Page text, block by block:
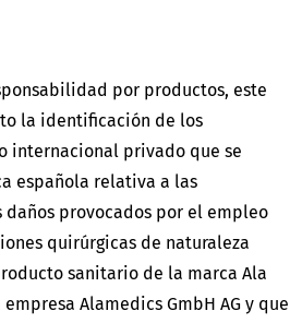
por productos, este
la identificación de los
internacional privado que se
española relativa a las
provocados por el empleo
quirúrgicas de naturaleza
sanitario de la marca Ala
Alamedics GmbH AG y que